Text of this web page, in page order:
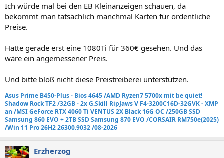
Ich würde mal bei den EB Kleinanzeigen schauen, da
bekommt man tatsächlich manchmal Karten für ordentliche
Preise.
Hatte gerade erst eine 1080Ti für 360€ gesehen. Und das
wäre ein angemessener Preis.
Und bitte bloß nicht diese Preistreiberei unterstützen.
Asus Prime B450-Plus - Bios 4645 /AMD Ryzen7 5700x mit be quiet!
Shadow Rock TF2/32GB - 2x G.Skill RipJaws V F4-3200C16D-32GVK - XMP
an /MSI GeForce RTX 4060 Ti VENTUS 2X Black 16G OC /250GB SSD
Samsung 860 EVO +2TB SSD Samsung 870 EVO /CORSAIR RM750e(2025)
/Win 11 Pro 26H2 26300.9032 /08-2026
Erzherzog